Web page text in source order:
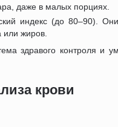
даже в малых порциях.
индекс (до 80–90).
или жиров.
здравого контроля и
крови